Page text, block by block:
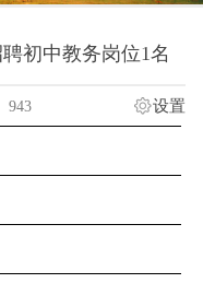
初中教务岗位1名
943 设置